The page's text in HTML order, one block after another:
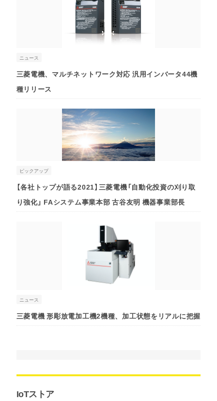
ニュース
三菱電機、マルチネットワーク対応 汎用インバータ44機
種リリース
ピックアップ
【各社トップが語る2021】三菱電機「自動化投資の刈り取
り強化」 FAシステム事業本部 古谷友明 機器事業部長
ニュース
三菱電機 形彫放電加工機2機種、加工状態をリアルに把握
IoTストア